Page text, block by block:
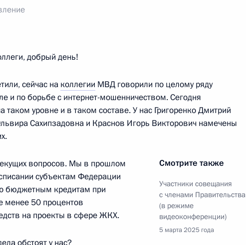
членами Совета Безопасности
и подопечными фонда «Защитники
Москва
поддержки участников СВО
Москва
добрый день!
сейчас на коллегии МВД говорили по целому ряду
и по борьбе с интернет-мошенничеством. Сегодня
таком уровне и в таком составе. У нас Григоренко Дмитрий
Сахипзадовна и Краснов Игорь Викторович намечены
Смотрите также
Участники совещания
с членами Правительства
(в режиме
видеоконференции)
5 марта 2025 года
вопросов. Мы в прошлом
субъектам Федерации
бюджетным кредитам при
менее 50 процентов
на проекты в сфере ЖКХ.
обстоят у нас?